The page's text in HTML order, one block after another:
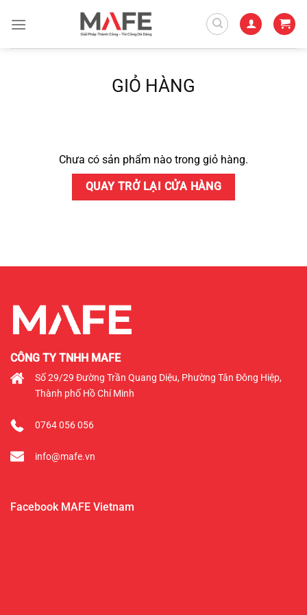
đến
GIỎ HÀNG
Chưa có sản phẩm nào trong giỏ hàng.
QUAY TRỞ LẠI CỬA HÀNG
CÔNG TY TNHH MAFE
Số 29/29 Đường Trần Quang Diệu, Phường Tân Đông Hiệp,
Thành phố Hồ Chí Minh
0764 056 056
info@mafe.vn
Facebook MAFE Vietnam